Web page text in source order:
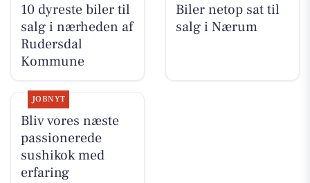
10 dyreste biler til
salg i nærheden af
Rudersdal
Kommune
Biler netop sat til
salg i Nærum
JOBNYT
Bliv vores næste
passionerede
sushikok med
erfaring